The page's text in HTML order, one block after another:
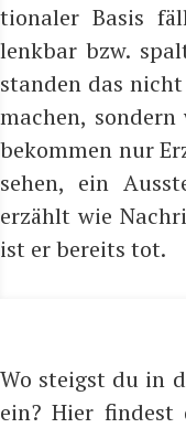
tio­na­ler Basis
lenk­bar bzw.
stan­den das
ma­chen, son­dern
bekom­men nur
se­hen, ein
erzählt wie
ist er bereits tot.
Wo steigst du in
ein? Hier findest